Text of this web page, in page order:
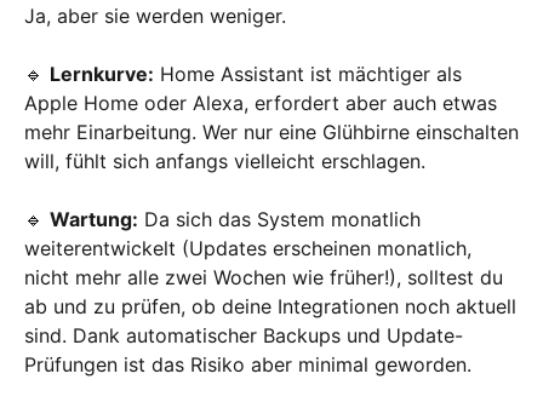
Ja, aber sie werden weniger.
🔹 Lernkurve: Home Assistant ist mächtiger als
Apple Home oder Alexa, erfordert aber auch etwas
mehr Einarbeitung. Wer nur eine Glühbirne einschalten
will, fühlt sich anfangs vielleicht erschlagen.
🔹 Wartung: Da sich das System monatlich
weiterentwickelt (Updates erscheinen monatlich,
nicht mehr alle zwei Wochen wie früher!), solltest du
ab und zu prüfen, ob deine Integrationen noch aktuell
sind. Dank automatischer Backups und Update-
Prüfungen ist das Risiko aber minimal geworden.